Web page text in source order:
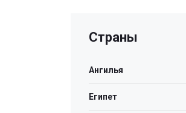
Страны
Ангилья
Египет